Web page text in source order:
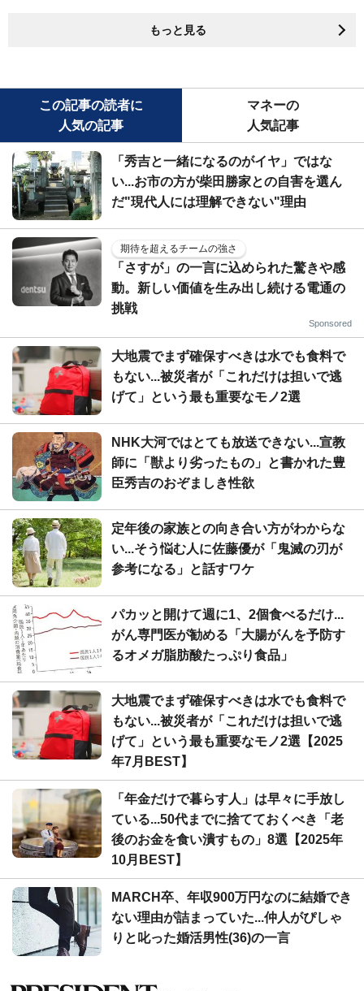
もっと見る
この記事の読者に
人気の記事
マネーの
人気記事
「秀吉と一緒になるのがイヤ」ではな
い...お市の方が柴田勝家との自害を選ん
だ"現代人には理解できない"理由
期待を超えるチームの強さ
「さすが」の一言に込められた驚きや感
動。新しい価値を生み出し続ける電通の
挑戦
Sponsored
大地震でまず確保すべきは水でも食料で
もない...被災者が「これだけは担いで逃
げて」という最も重要なモノ2選
NHK大河ではとても放送できない...宣教
師に「獣より劣ったもの」と書かれた豊
臣秀吉のおぞましき性欲
定年後の家族との向き合い方がわからな
い...そう悩む人に佐藤優が「鬼滅の刃が
参考になる」と話すワケ
パカッと開けて週に1、2個食べるだけ...
がん専門医が勧める「大腸がんを予防す
るオメガ脂肪酸たっぷり食品」
大地震でまず確保すべきは水でも食料で
もない...被災者が「これだけは担いで逃
げて」という最も重要なモノ2選【2025
年7月BEST】
「年金だけで暮らす人」は早々に手放し
ている...50代までに捨てておくべき「老
後のお金を食い潰すもの」8選【2025年
10月BEST】
MARCH卒、年収900万円なのに結婚でき
ない理由が詰まっていた...仲人がぴしゃ
りと叱った婚活男性(36)の一言